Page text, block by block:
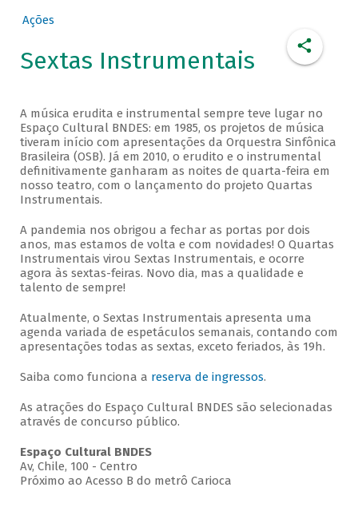
Ações
Sextas Instrumentais
A música erudita e instrumental sempre teve lugar no
Espaço Cultural BNDES: em 1985, os projetos de música
tiveram início com apresentações da Orquestra Sinfônica
Brasileira (OSB). Já em 2010, o erudito e o instrumental
definitivamente ganharam as noites de quarta-feira em
nosso teatro, com o lançamento do projeto Quartas
Instrumentais.
A pandemia nos obrigou a fechar as portas por dois
anos, mas estamos de volta e com novidades! O Quartas
Instrumentais virou Sextas Instrumentais, e ocorre
agora às sextas-feiras. Novo dia, mas a qualidade e
talento de sempre!
Atualmente, o Sextas Instrumentais apresenta uma
agenda variada de espetáculos semanais, contando com
apresentações todas as sextas, exceto feriados, às 19h.
Saiba como funciona a reserva de ingressos.
As atrações do Espaço Cultural BNDES são selecionadas
através de concurso público.
Espaço Cultural BNDES
Av, Chile, 100 - Centro
Próximo ao Acesso B do metrô Carioca